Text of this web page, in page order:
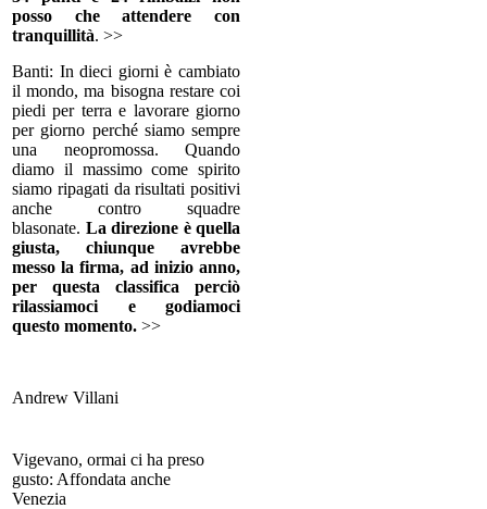
posso che attendere con
tranquillità. >>
Banti: In dieci giorni è cambiato
il mondo, ma bisogna restare coi
piedi per terra e lavorare giorno
per giorno perché siamo sempre
una neopromossa. Quando
diamo il massimo come spirito
siamo ripagati da risultati positivi
anche contro squadre
blasonate. La direzione è quella
giusta, chiunque avrebbe
messo la firma, ad inizio anno,
per questa classifica perciò
rilassiamoci e godiamoci
questo momento. >>
Andrew Villani
Vigevano, ormai ci ha preso
gusto: Affondata anche
Venezia